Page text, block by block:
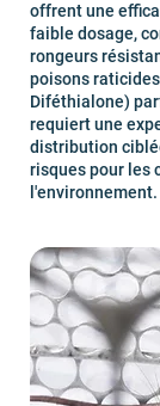
offrent une
faible dosage,
rongeurs
poisons
Diféthialone)
requiert une
distribution
risques pour les
l'environnement.